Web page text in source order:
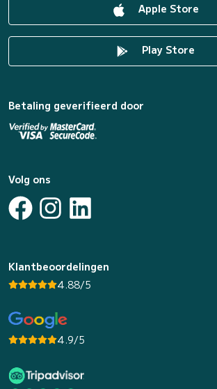
Apple Store
Play Store
Betaling geverifieerd door
Volg ons
Klantbeoordelingen
4.88/5
4.9/5